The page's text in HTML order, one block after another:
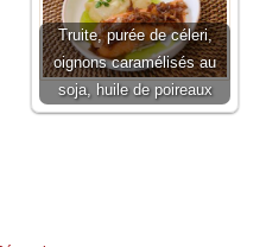
Truite, purée de céleri,
oignons caramélisés au
soja, huile de poireaux